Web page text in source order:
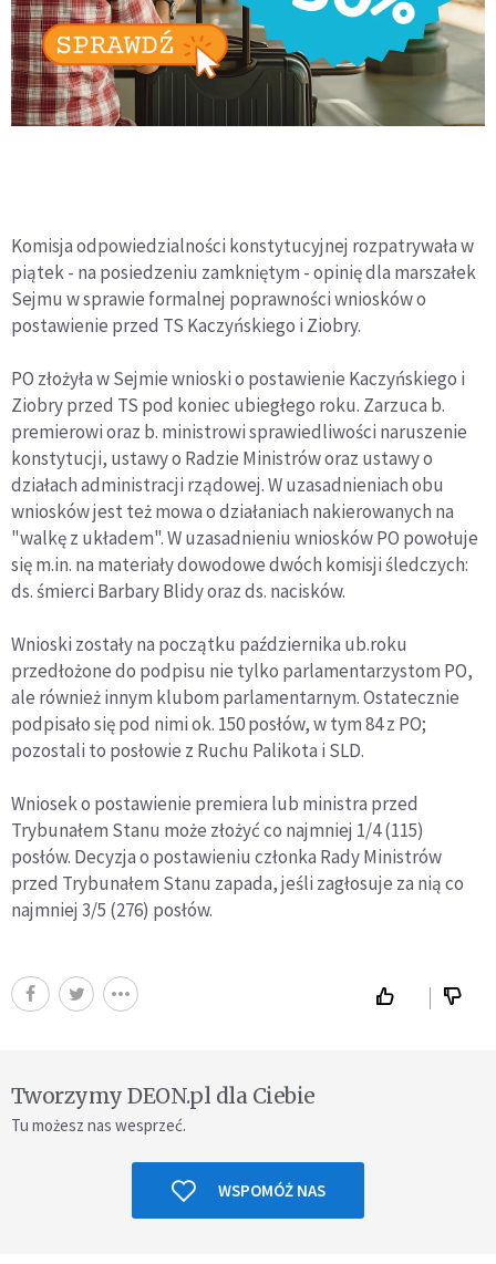
Komisja odpowiedzialności konstytucyjnej rozpatrywała w
piątek - na posiedzeniu zamkniętym - opinię dla marszałek
Sejmu w sprawie formalnej poprawności wniosków o
postawienie przed TS Kaczyńskiego i Ziobry.
PO złożyła w Sejmie wnioski o postawienie Kaczyńskiego i
Ziobry przed TS pod koniec ubiegłego roku. Zarzuca b.
premierowi oraz b. ministrowi sprawiedliwości naruszenie
konstytucji, ustawy o Radzie Ministrów oraz ustawy o
działach administracji rządowej. W uzasadnieniach obu
wniosków jest też mowa o działaniach nakierowanych na
"walkę z układem". W uzasadnieniu wniosków PO powołuje
się m.in. na materiały dowodowe dwóch komisji śledczych:
ds. śmierci Barbary Blidy oraz ds. nacisków.
Wnioski zostały na początku października ub.roku
przedłożone do podpisu nie tylko parlamentarzystom PO,
ale również innym klubom parlamentarnym. Ostatecznie
podpisało się pod nimi ok. 150 posłów, w tym 84 z PO;
pozostali to posłowie z Ruchu Palikota i SLD.
Wniosek o postawienie premiera lub ministra przed
Trybunałem Stanu może złożyć co najmniej 1/4 (115)
posłów. Decyzja o postawieniu członka Rady Ministrów
przed Trybunałem Stanu zapada, jeśli zagłosuje za nią co
najmniej 3/5 (276) posłów.
Tworzymy DEON.pl dla Ciebie
Tu możesz nas wesprzeć.
WSPOMÓŻ NAS